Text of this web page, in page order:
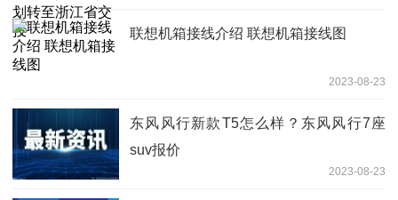
联想机箱接线介绍 联想机箱接线图
2023-08-23
东风风行新款T5怎么样？东风风行7座
suv报价
2023-08-23